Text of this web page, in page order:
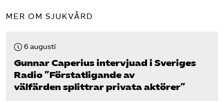
Logga in på Arbetsgivarguiden
Sök på vardforetagarna.se
Press
MER OM SJUKVÅRD
6 augusti
Gunnar Caperius intervjuad i Sveriges
Radio ”Förstatligande av
välfärden splittrar privata aktörer”